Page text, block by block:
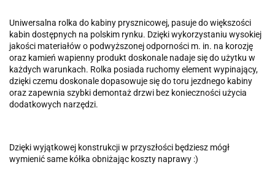
Uniwersalna rolka do kabiny prysznicowej, pasuje do większości
kabin dostępnych na polskim rynku. Dzięki wykorzystaniu wysokiej
jakości materiałów o podwyższonej odporności m. in. na korozję
oraz kamień wapienny produkt doskonale nadaje się do użytku w
każdych warunkach. Rolka posiada ruchomy element wypinający,
dzięki czemu doskonale dopasowuje się do toru jezdnego kabiny
oraz zapewnia szybki demontaż drzwi bez konieczności użycia
dodatkowych narzędzi.
Dzięki wyjątkowej konstrukcji w przyszłości będziesz mógł
wymienić same kółka obniżając koszty naprawy :)